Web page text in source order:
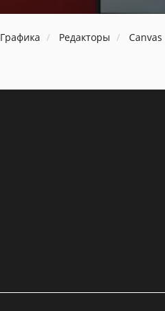
Графика Редакторы Canvas